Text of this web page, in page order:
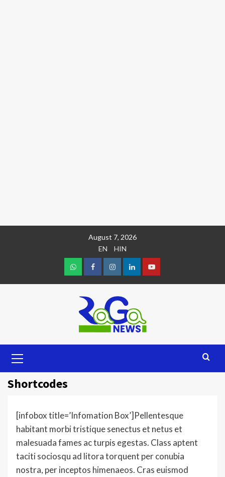
August 7, 2026
EN
HIN
Shortcodes
[infobox title=’Infomation Box’]Pellentesque
habitant morbi tristique senectus et netus et
malesuada fames ac turpis egestas. Class aptent
taciti sociosqu ad litora torquent per conubia
nostra, per inceptos himenaeos. Cras euismod